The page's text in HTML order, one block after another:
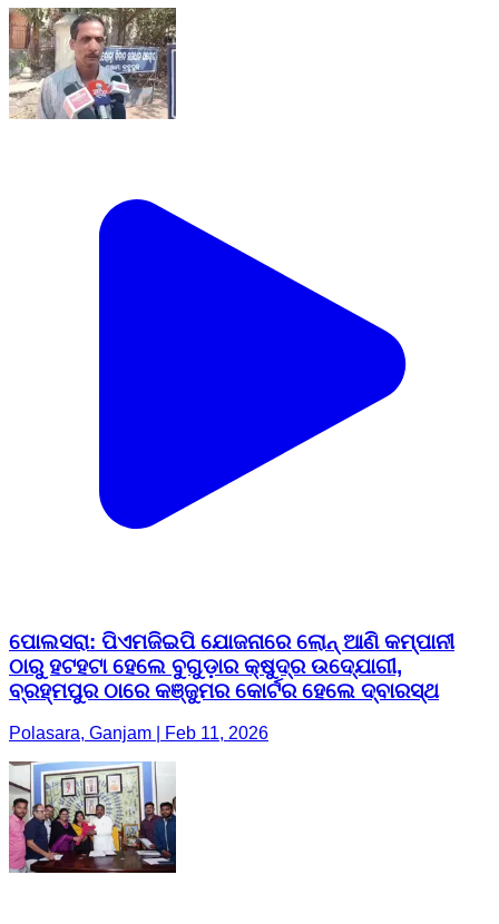
ପୋଲସରା: ପିଏମଜିଇପି ଯୋଜନାରେ ଲୋନ୍ ଆଣି କମ୍ପାନୀ
ଠାରୁ ହଟହଟା ହେଲେ ବୁଗୁଡ଼ାର କ୍ଷୁଦ୍ର ଉଦ୍ଯୋଗୀ,
ବ୍ରହ୍ମପୁର ଠାରେ କଞ୍ଜୁମର କୋର୍ଟର ହେଲେ ଦ୍ବାରସ୍ଥ
Polasara, Ganjam | Feb 11, 2026